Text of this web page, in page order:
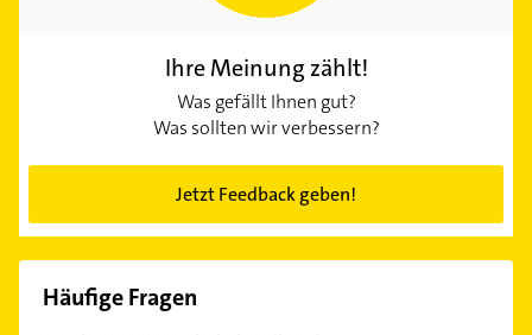
Ihre Meinung zählt!
Was gefällt Ihnen gut?
Was sollten wir verbessern?
Jetzt Feedback geben!
Häufige Fragen